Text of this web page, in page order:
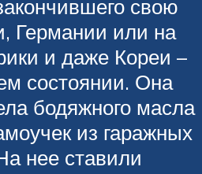
свою
Германии или на
и даже Кореи –
состоянии. Она
бодяжного масла
из гаражных
нее ставили